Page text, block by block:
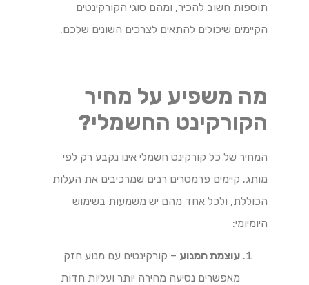
תוספות חשוב להכיר, ומהם סוגי הקורקינטים
הקיימים שיכולים להתאים לצרכים השונים שלכם.
מה משפיע על מחיר
הקורקינט החשמלי?
המחיר של כל קורקינט חשמלי אינו נקבע רק לפי
מותג. קיימים פרמטרים רבים שמרכיבים את העלות
הכוללת, ולכל אחד מהם יש משמעות בשימוש
היומיומי:
עוצמת המנוע – קורקינטים עם מנוע חזק
מאפשרים נסיעה מהירה יותר ועליות חדות